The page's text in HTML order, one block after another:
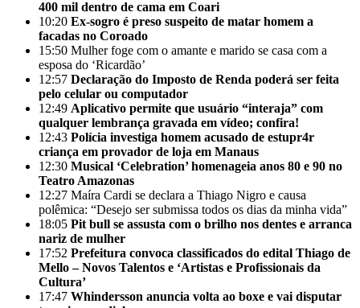
400 mil dentro de cama em Coari
10:20 Ex-sogro é preso suspeito de matar homem a
facadas no Coroado
15:50 Mulher foge com o amante e marido se casa com a
esposa do ‘Ricardão’
12:57 Declaração do Imposto de Renda poderá ser feita
pelo celular ou computador
12:49 Aplicativo permite que usuário “interaja” com
qualquer lembrança gravada em vídeo; confira!
12:43 Polícia investiga homem acusado de estupr4r
criança em provador de loja em Manaus
12:30 Musical ‘Celebration’ homenageia anos 80 e 90 no
Teatro Amazonas
12:27 Maíra Cardi se declara a Thiago Nigro e causa
polêmica: “Desejo ser submissa todos os dias da minha vida”
18:05 Pit bull se assusta com o brilho nos dentes e arranca
nariz de mulher
17:52 Prefeitura convoca classificados do edital Thiago de
Mello – Novos Talentos e ‘Artistas e Profissionais da
Cultura’
17:47 Whindersson anuncia volta ao boxe e vai disputar